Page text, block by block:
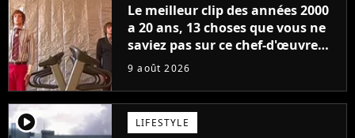
Le meilleur clip des années 2000
a 20 ans, 13 choses que vous ne
saviez pas sur ce chef-d'œuvre
qui a révolutionné YouTube
9 août 2026
player2 LIFESTYLE